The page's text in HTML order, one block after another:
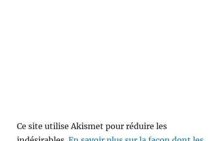
Ce site utilise Akismet pour réduire les